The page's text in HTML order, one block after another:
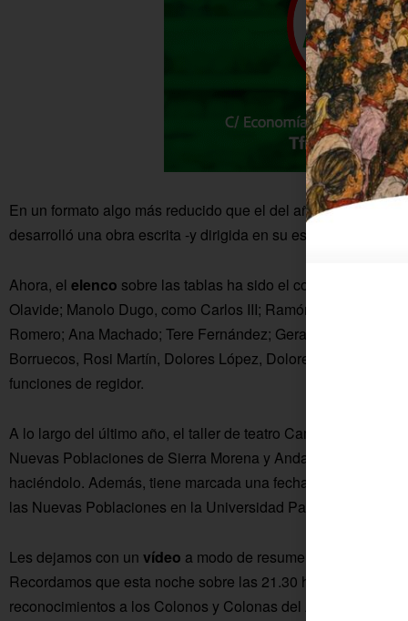
En un formato algo más reducido que el del año pasado,
desarrolló una obra escrita -y dirigida en su estreno en 2024-
Ahora, el elenco sobre las tablas ha sido el compuesto por:
Olavide; Manolo Dugo, como Carlos III; Ramón Dugo, en el
Romero; Ana Machado; Tere Fernández; Gerardo
Borruecos, Rosi Martín, Dolores López, Dolores Gálvez,
funciones de regidor.
A lo largo del último año, el taller de teatro Cambalache ha
Nuevas Poblaciones de Sierra Morena y Andalucía, entre
haciéndolo. Además, tiene marcada una fecha en el
las Nuevas Poblaciones en la Universidad Pablo de Olavide.
Les dejamos con un vídeo a modo de resumen de la
Recordamos que esta noche sobre las 21.30 h. comenzará
reconocimientos a los Colonos y Colonas del Año.